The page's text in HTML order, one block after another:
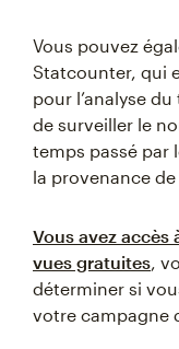
Vous pouvez
Statcounter, qui
pour l’analyse
de surveiller le
temps passé par
la provenance
Vous avez accès
vues gratuites,
déterminer si
votre campagne